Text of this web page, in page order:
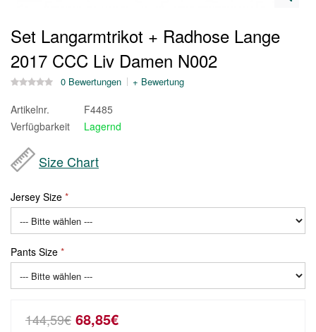
Set Langarmtrikot + Radhose Lange
2017 CCC Liv Damen N002
0 Bewertungen + Bewertung
Artikelnr.
F4485
Verfügbarkeit
Lagernd
Size Chart
Jersey Size
Pants Size
144,59€ 68,85€